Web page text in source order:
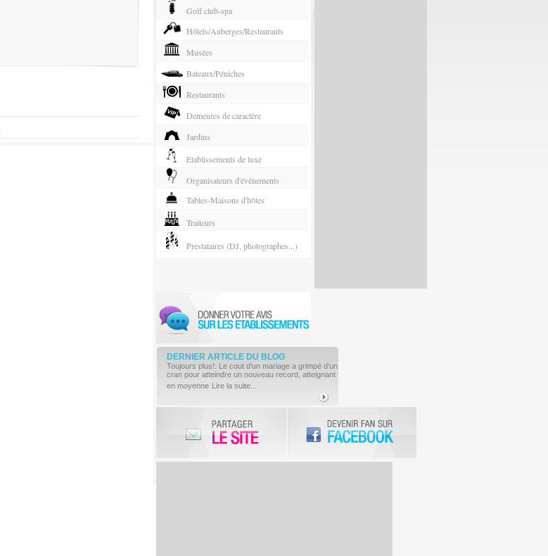
Golf club-spa
Hôtels/Auberges/Restaurants
Musées
Bateaux/Péniches
Restaurants
Demeures de caractère
Jardins
Etablissements de luxe
Organisateurs d'événements
Tables-Maisons d'hôtes
Traiteurs
Prestataires (DJ, photographes...)
DERNIER ARTICLE DU BLOG
Toujours plus!: Le cout d’un mariage a grimpé d’un
cran pour atteindre un nouveau record, atteignant
en moyenne Lire la suite...